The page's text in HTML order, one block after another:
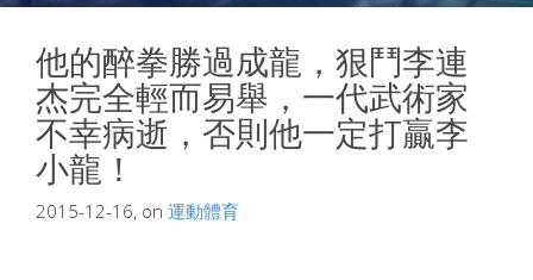
他的醉拳勝過成龍，狠鬥李連
杰完全輕而易舉，一代武術家
不幸病逝，否則他一定打贏李
小龍！
2015-12-16, on 運動體育